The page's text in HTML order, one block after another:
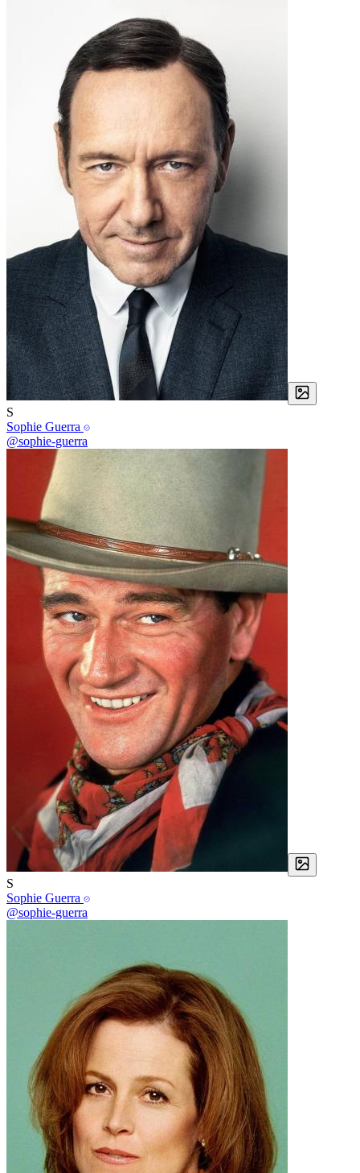
S
Sophie Guerra
@sophie-guerra
S
Sophie Guerra
@sophie-guerra